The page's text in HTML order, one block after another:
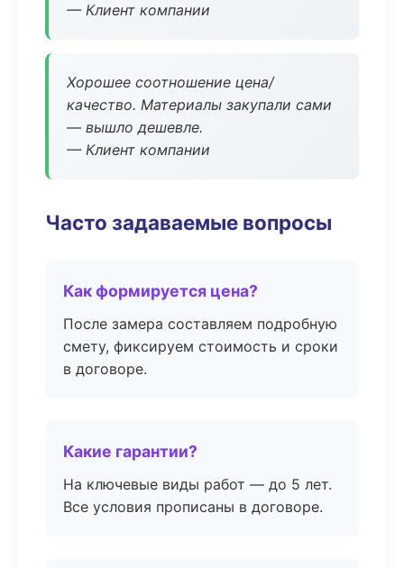
— Клиент компании
Хорошее соотношение цена/
качество. Материалы закупали сами
— вышло дешевле.
— Клиент компании
Часто задаваемые вопросы
Как формируется цена?
После замера составляем подробную
смету, фиксируем стоимость и сроки
в договоре.
Какие гарантии?
На ключевые виды работ — до 5 лет.
Все условия прописаны в договоре.